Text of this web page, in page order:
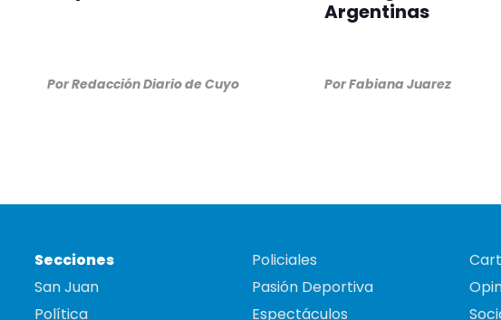
PorRedacción Diario de Cuyo
Argentinas
PorFabiana Juarez
Secciones
San Juan
Política
Policiales
Pasión Deportiva
Espectáculos